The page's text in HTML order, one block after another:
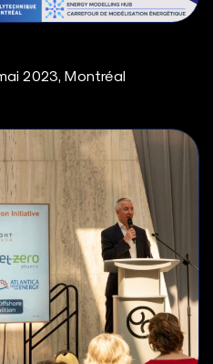
2023, Montréal